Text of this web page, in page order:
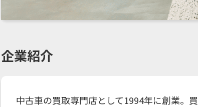
企業紹介
中古車の買取専門店として1994年に創業。